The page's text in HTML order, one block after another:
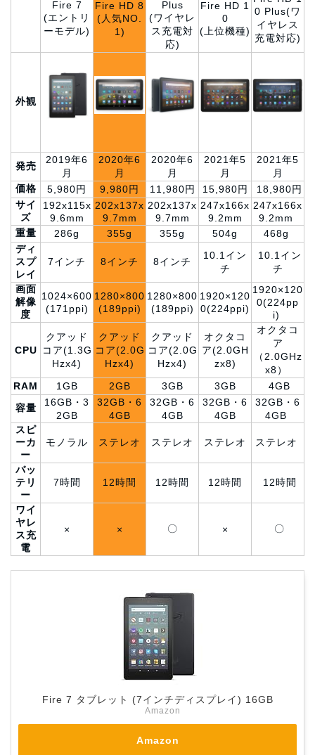
Fire 7
(エントリ
ーモデル)
Fire HD 8
(人気NO.
1)
Plus
(ワイヤレ
ス充電対
応)
Fire HD 1
0
(上位機種)
0 Plus(ワ
イヤレス
充電対応)
外観
発売
2019年6
月
2020年6
月
2020年6
月
2021年5
月
2021年5
月
価格
5,980円 9,980円 11,980円 15,980円
18,980円
サイ
ズ
192x115x
9.6mm
202x137x
9.7mm
202x137x
9.7mm
247x166x
9.2mm
247x166x
9.2mm
重量
286g 355g 355g 504g
468g
ディ
スプ
レイ
7インチ 8インチ 8インチ
10.1イン
チ
10.1イン
チ
画面
解像
度
1024×600
(171ppi)
1280×800
(189ppi)
1280×800
(189ppi)
1920×120
0(224ppi)
1920×120
0(224pp
i)
CPU
クアッド
コア(1.3G
Hzx4)
クアッド
コア(2.0G
Hzx4)
クアッド
コア(2.0G
Hzx4)
オクタコ
ア(2.0GH
zx8)
オクタコ
ア
（2.0GHz
x8）
RAM
1GB 2GB 3GB 3GB
4GB
容量
16GB・3
2GB
32GB・6
4GB
32GB・6
4GB
32GB・6
4GB
32GB・6
4GB
スピ
ーカ
ー
モノラル ステレオ ステレオ ステレオ ステレオ
バッ
テリ
ー
7時間 12時間 12時間 12時間 12時間
ワイ
ヤレ
ス充
電
× × 〇 × 〇
Fire 7 タブレット (7インチディスプレイ) 16GB
Amazon
Amazon